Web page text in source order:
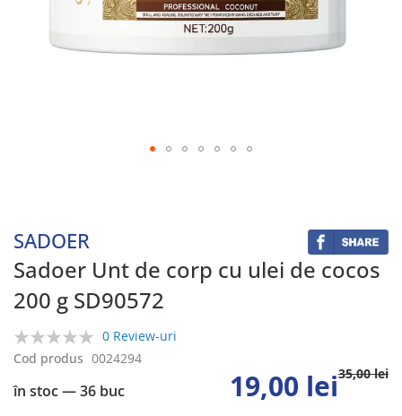
SADOER
Sadoer Unt de corp cu ulei de cocos
200 g SD90572
0%
0 Review-uri
în stoc— 36 buc
Cod produs 0024294
19,00 lei35,00 lei
the
images
gallery